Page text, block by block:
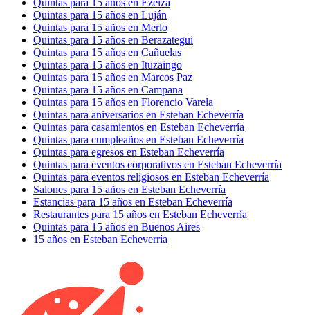
Quintas para 15 años en Ezeiza
Quintas para 15 años en Luján
Quintas para 15 años en Merlo
Quintas para 15 años en Berazategui
Quintas para 15 años en Cañuelas
Quintas para 15 años en Ituzaingo
Quintas para 15 años en Marcos Paz
Quintas para 15 años en Campana
Quintas para 15 años en Florencio Varela
Quintas para aniversarios en Esteban Echeverría
Quintas para casamientos en Esteban Echeverría
Quintas para cumpleaños en Esteban Echeverría
Quintas para egresos en Esteban Echeverría
Quintas para eventos corporativos en Esteban Echeverría
Quintas para eventos religiosos en Esteban Echeverría
Salones para 15 años en Esteban Echeverría
Estancias para 15 años en Esteban Echeverría
Restaurantes para 15 años en Esteban Echeverría
Quintas para 15 años en Buenos Aires
15 años en Esteban Echeverría